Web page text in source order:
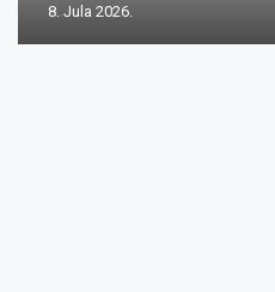
8. Jula 2026.